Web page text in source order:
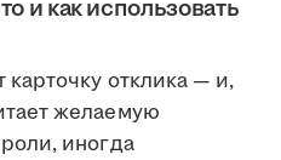
и как использовать
карточку отклика — и,
желаемую
иногда